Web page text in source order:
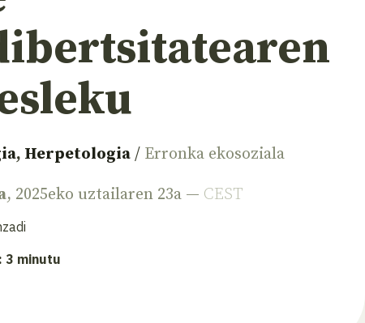
, Herpetologia / Erronka ekosoziala
, 2025eko uztailaren 23a — CEST
3 minutu